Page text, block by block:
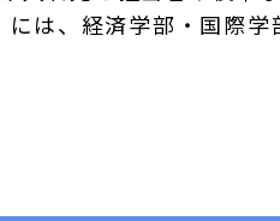
は、経済学部・国際